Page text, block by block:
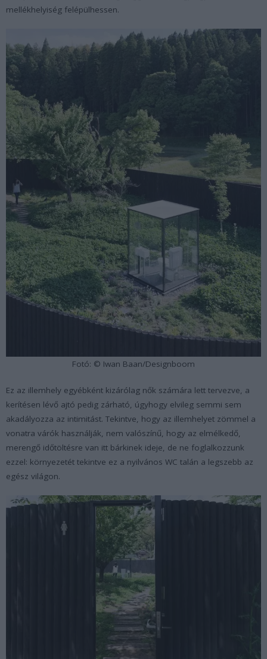
mellékhelyiség felépülhessen.
Fotó: © Iwan Baan/Designboom
Ez az illemhely egyébként kizárólag nők számára lett tervezve, a
kerítésen lévő ajtó pedig zárható, úgyhogy elvileg semmi sem
akadályozza az intimitást. Tekintve, hogy az illemhelyet zömmel a
vonatra várók használják, nem valószínű, hogy az elmélkedő,
merengő időtöltésre van itt bárkinek ideje, de ne foglalkozzunk
ezzel: környezetét tekintve ez a nyilvános WC talán a legszebb az
egész világon.